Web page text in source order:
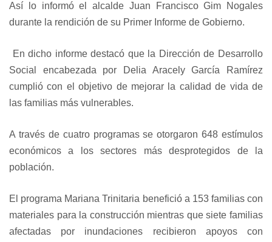
Así lo informó el alcalde Juan Francisco Gim Nogales
durante la rendición de su Primer Informe de Gobierno.
En dicho informe destacó que la Dirección de Desarrollo
Social encabezada por Delia Aracely García Ramírez
cumplió con el objetivo de mejorar la calidad de vida de
las familias más vulnerables.
A través de cuatro programas se otorgaron 648 estímulos
económicos a los sectores más desprotegidos de la
población.
El programa Mariana Trinitaria benefició a 153 familias con
materiales para la construcción mientras que siete familias
afectadas por inundaciones recibieron apoyos con